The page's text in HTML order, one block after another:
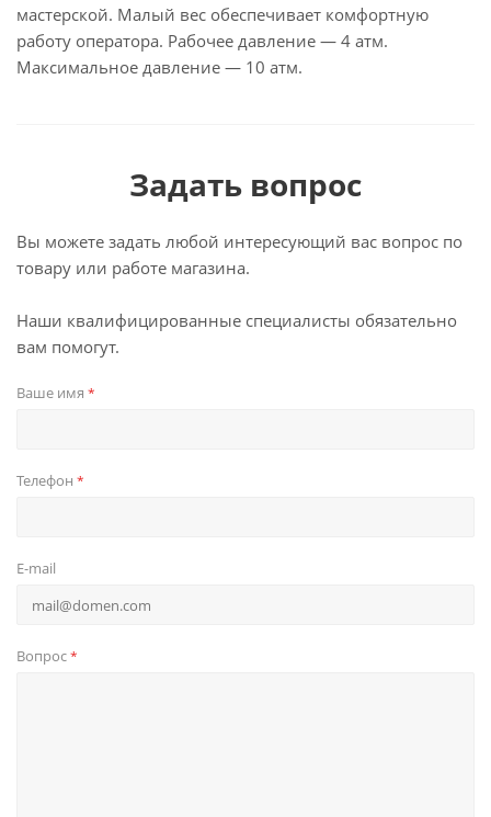
мастерской. Малый вес обеспечивает комфортную
работу оператора. Рабочее давление — 4 атм.
Максимальное давление — 10 атм.
Задать вопрос
Вы можете задать любой интересующий вас вопрос по
товару или работе магазина.
Наши квалифицированные специалисты обязательно
вам помогут.
Ваше имя *
Телефон *
E-mail
Вопрос*